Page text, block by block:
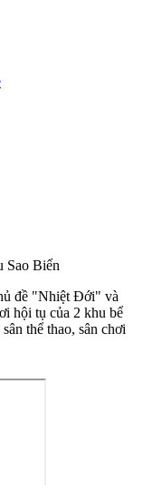
Sao Biển
đề "Nhiệt Đới" và
hội tụ của 2 khu bể
thể thao, sân chơi